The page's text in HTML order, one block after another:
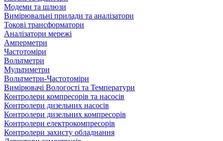
Модеми та шлюзи
Вимірювальні прилади та аналізатори
Токові трансформатори
Аналізатори мережі
Амперметри
Частотоміри
Вольтметри
Мультиметри
Вольтметри-Частотоміри
Вимірювачі Вологості та Температури
Контролери компресорів та насосів
Контролери дизельних насосів
Контролери дизельних компресорів
Контролери електрокомпресорів
Контролери захисту обладнання